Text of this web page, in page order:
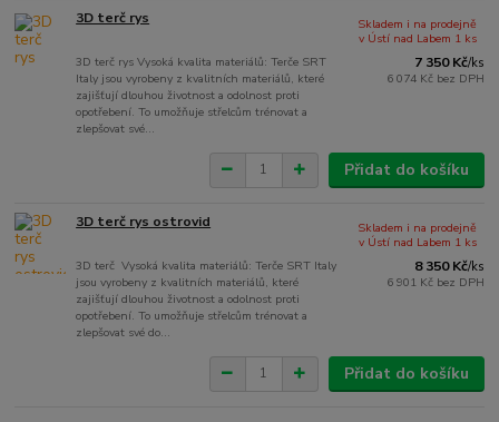
3D terč rys
3D terč rys Vysoká kvalita materiálů: Terče SRT
Italy jsou vyrobeny z kvalitních materiálů, které
zajišťují dlouhou životnost a odolnost proti
opotřebení. To umožňuje střelcům trénovat a
zlepšovat své...
7 350 Kč/ks
6 074 Kč bez DPH
Skladem i na prodejně
v Ústí nad Labem 1 ks
Přidat do košíku
3D terč rys ostrovid
3D terč Vysoká kvalita materiálů: Terče SRT Italy
jsou vyrobeny z kvalitních materiálů, které
zajišťují dlouhou životnost a odolnost proti
opotřebení. To umožňuje střelcům trénovat a
zlepšovat své do...
8 350 Kč/ks
6 901 Kč bez DPH
Skladem i na prodejně
v Ústí nad Labem 1 ks
Přidat do košíku